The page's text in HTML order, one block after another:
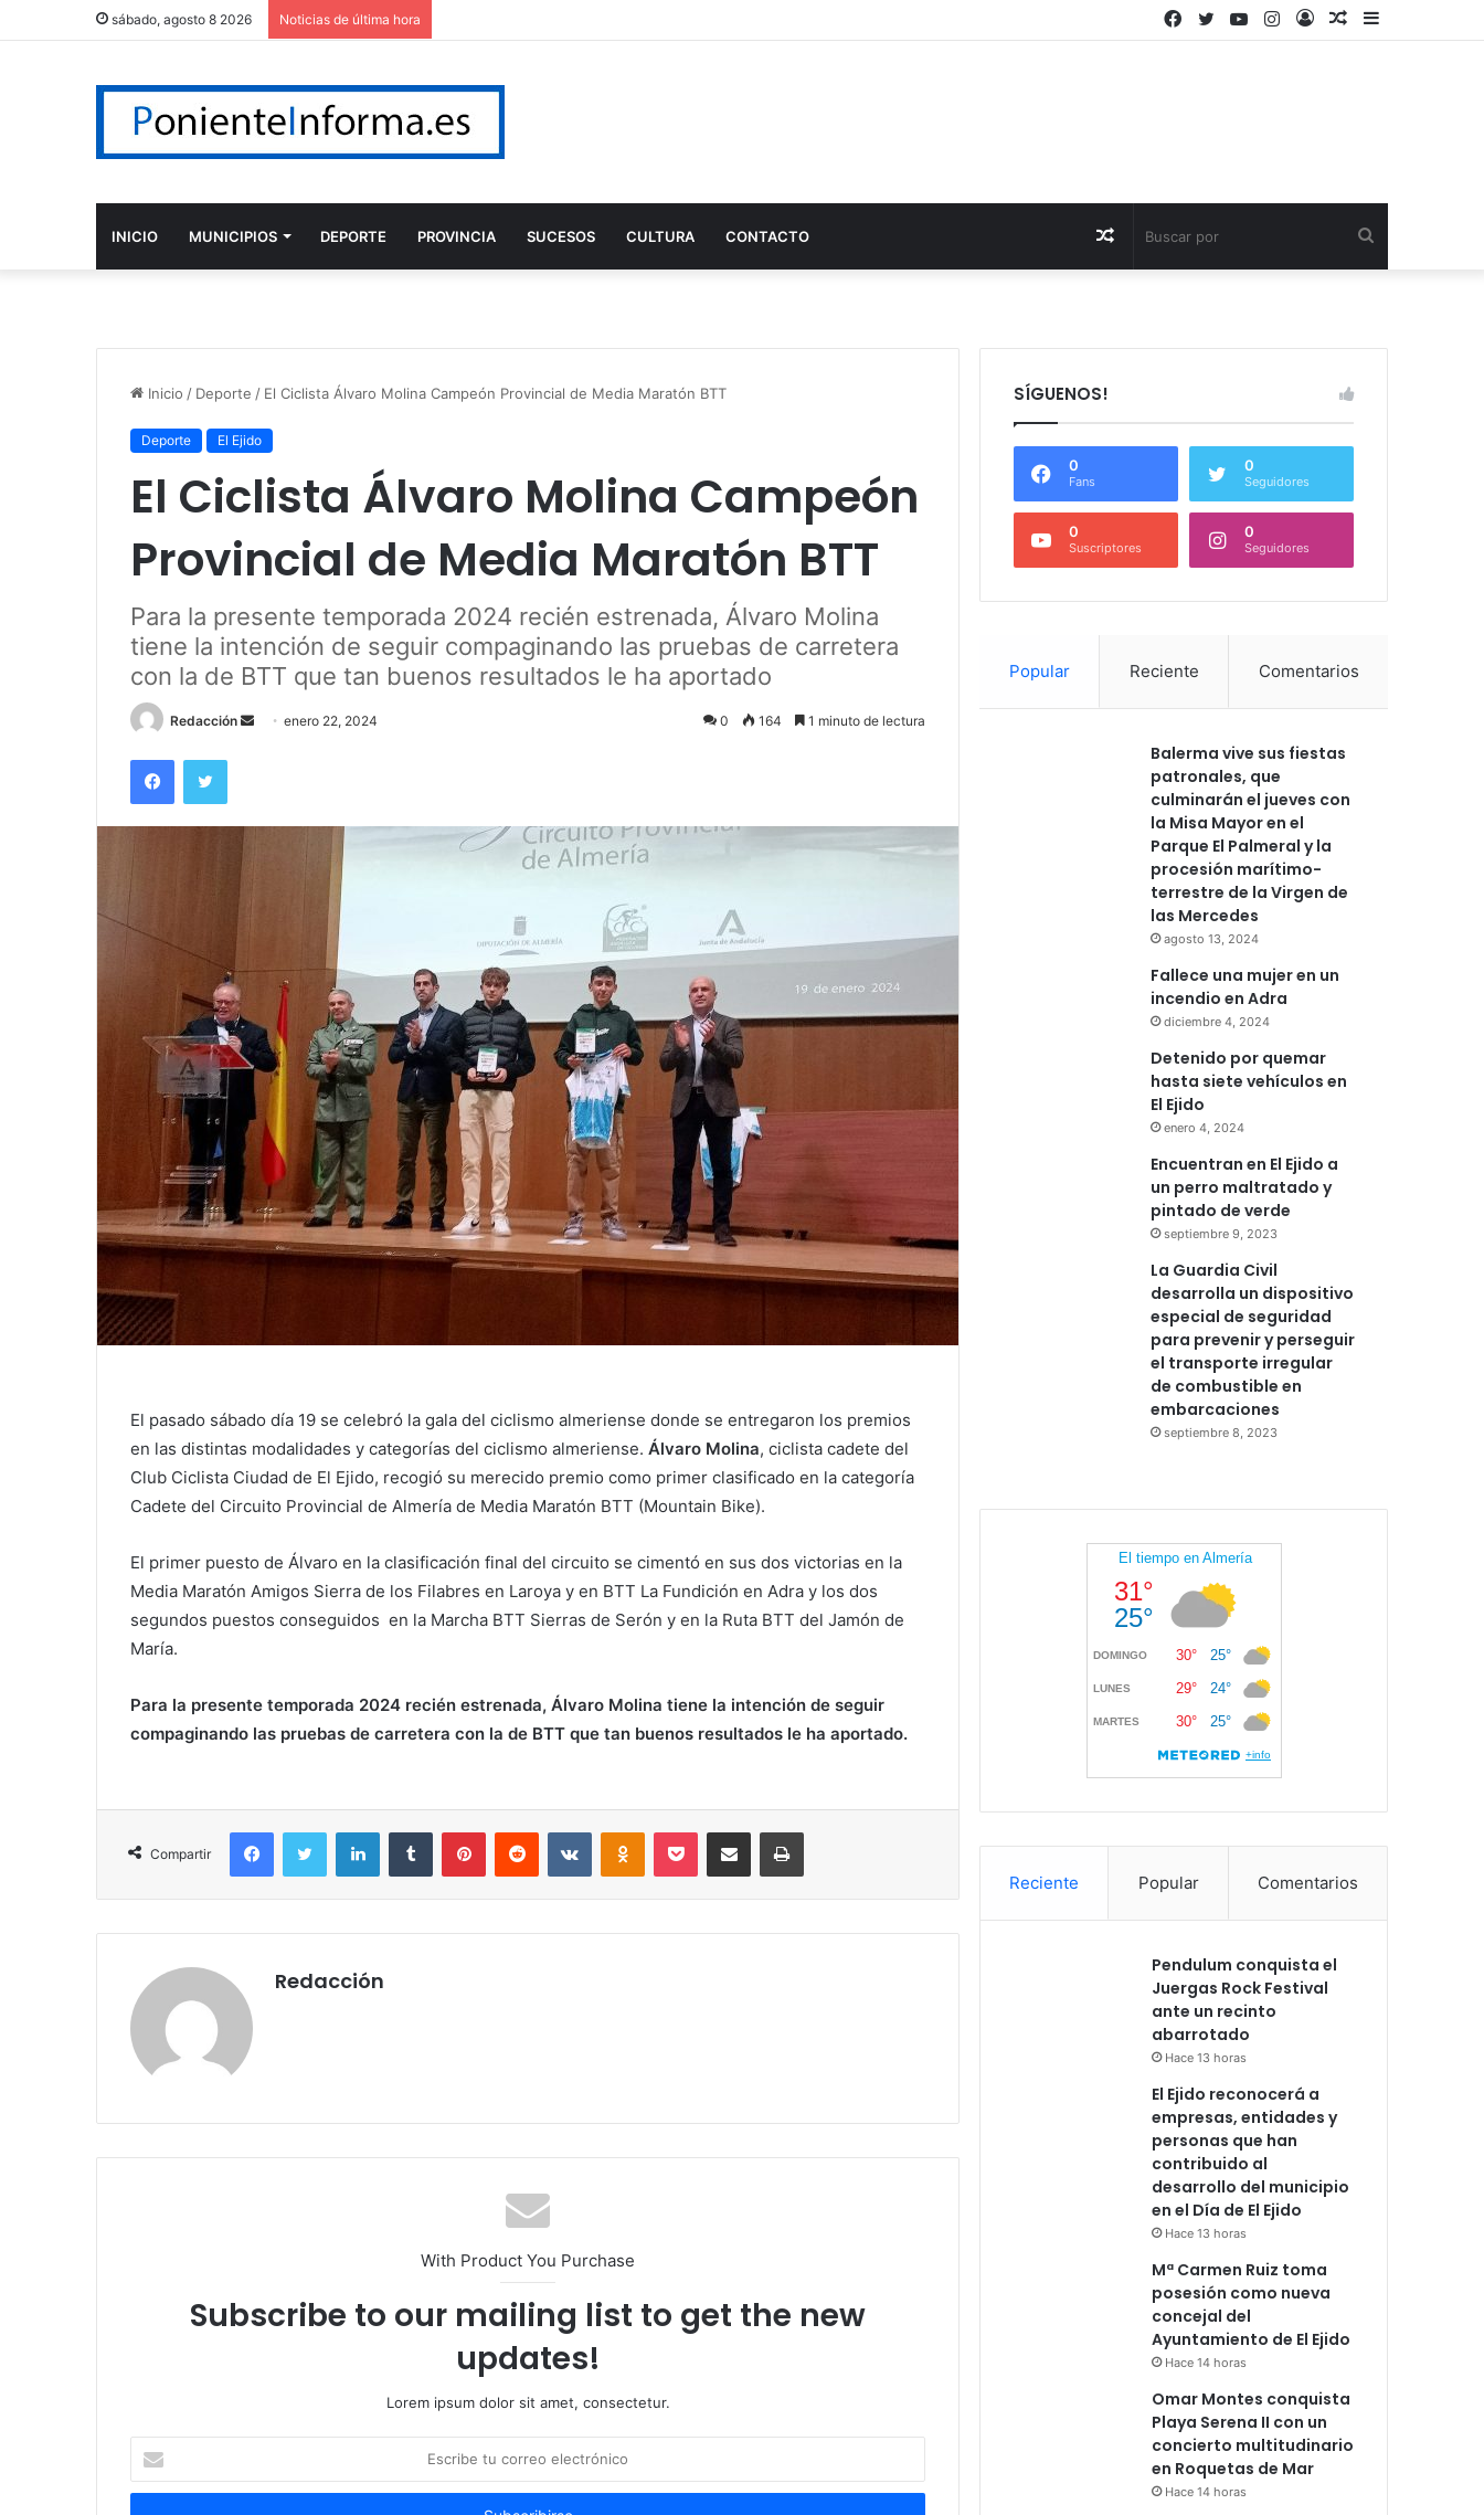
sábado, agosto 8 2026 Noticias de última hora
Barra
Publicación
Acceso
Instagram
YouTube
Twitter
Facebook
INICIO MUNICIPIOS DEPORTE PROVINCIA SUCESOS CULTURA CONTACTO Publicación
Inicio / Deporte / El Ciclista Álvaro Molina Campeón Provincial de Media Maratón BTT
Deporte El Ejido
El Ciclista Álvaro Molina Campeón
Provincial de Media Maratón BTT
Para la presente temporada 2024 recién estrenada, Álvaro Molina
tiene la intención de seguir compaginando las pruebas de carretera
con la de BTT que tan buenos resultados le ha aportado
Redacción
Sendenero 22, 2024 0 164 1 minuto de lectura
FacebookTwitter
El pasado sábado día 19 se celebró la gala del ciclismo almeriense donde se entregaron los premios
en las distintas modalidades y categorías del ciclismo almeriense. Álvaro Molina, ciclista cadete del
Club Ciclista Ciudad de El Ejido, recogió su merecido premio como primer clasificado en la categoría
Cadete del Circuito Provincial de Almería de Media Maratón BTT (Mountain Bike).
El primer puesto de Álvaro en la clasificación final del circuito se cimentó en sus dos victorias en la
Media Maratón Amigos Sierra de los Filabres en Laroya y en BTT La Fundición en Adra y los dos
segundos puestos conseguidos en la Marcha BTT Sierras de Serón y en la Ruta BTT del Jamón de
María.
Para la presente temporada 2024 recién estrenada, Álvaro Molina tiene la intención de seguir
compaginando las pruebas de carretera con la de BTT que tan buenos resultados le ha aportado.
Compartir
FacebookTwitter LinkedInTumblr PinterestReddit VKontakteOdnoklassniki
Pocket Compartir por correo electrónicoImprimir
Redacción
With Product You Purchase
Subscribe to our mailing list to get the new
updates!
Lorem ipsum dolor sit amet, consectetur.
correo
SÍGUENOS!
0
Fans
0
Seguidores
0
Suscriptores
0
Seguidores
Popular Reciente Comentarios
Balerma vive sus fiestas
patronales, que
culminarán el jueves con
la Misa Mayor en el
Parque El Palmeral y la
procesión marítimo-
terrestre de la Virgen de
las Mercedes
agosto 13, 2024
Fallece una mujer en un
incendio en Adra
diciembre 4, 2024
Detenido por quemar
hasta siete vehículos en
El Ejido
enero 4, 2024
Encuentran en El Ejido a
un perro maltratado y
pintado de verde
septiembre 9, 2023
La Guardia Civil
desarrolla un dispositivo
especial de seguridad
para prevenir y perseguir
el transporte irregular
de combustible en
embarcaciones
septiembre 8, 2023
Reciente Popular Comentarios
Pendulum conquista el
Juergas Rock Festival
ante un recinto
abarrotado
Hace 13 horas
El Ejido reconocerá a
empresas, entidades y
personas que han
contribuido al
desarrollo del municipio
en el Día de El Ejido
Hace 13 horas
Mª Carmen Ruiz toma
posesión como nueva
concejal del
Ayuntamiento de El Ejido
Hace 14 horas
Omar Montes conquista
Playa Serena II con un
concierto multitudinario
en Roquetas de Mar
Hace 14 horas